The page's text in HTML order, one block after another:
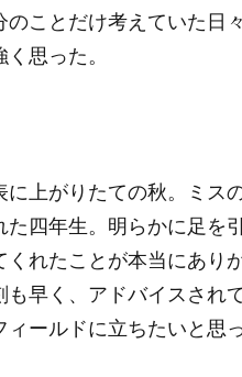
のことだけ考えていた日
く思った。
に上がりたての秋。ミス
た四年生。明らかに足を
くれたことが本当にあり
も早く、アドバイスされ
ィールドに立ちたいと思っ